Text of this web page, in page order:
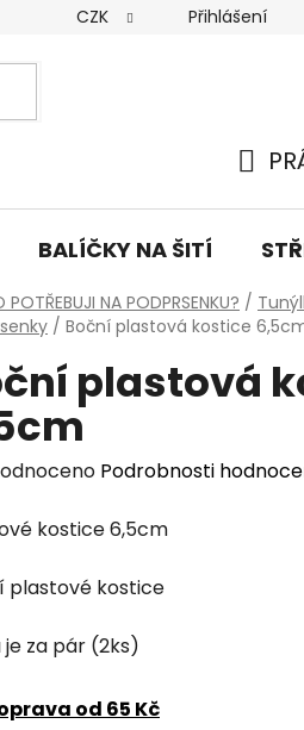
osobních údajů Doprava
CZK Přihlášení
KOŠÍK
BALÍČKY NA ŠITÍ
POTŘEBUJI NA PODPRSENKU? /
/ Boční plastová kostice
plastová
Podrobnosti
kostice 6,5cm
plastové kostice
je za pár (2ks)
od 65 Kč